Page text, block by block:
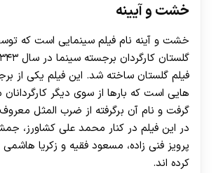
خشت و آیینه
خشت و آینه نام فیلم سینمایی است که
فیلم گلستان ساخته شد. این فیلم یکی از
هایی است که بارها از سوی دیگر کارگردانان
گرفت و نام آن برگرفته از ضرب المثل
در این فیلم در کنار محمد علی کشاورز،
پرویز فنی زاده، مسعود فقیه و زکریا
کرده اند.